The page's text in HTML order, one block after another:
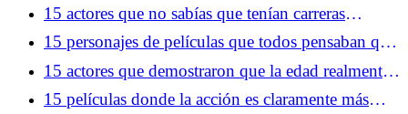
conseguimos una obra maestra
15 actores que no sabías que tenían carreras
completamente diferentes
15 personajes de películas que todos pensaban que
eran los villanos... hasta que crecieron
15 actores que demostraron que la edad realmente
es solo un número
15 películas donde la acción es claramente más